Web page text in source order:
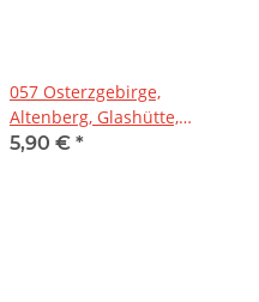
057 Osterzgebirge,
Altenberg, Glashütte,
Dippoldiswalde und
5,90 € *